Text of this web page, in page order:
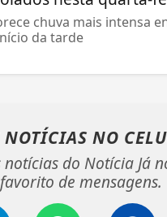
chuva mais intensa
da tarde
NOTÍCIAS NO
notícias do Notícia Já
de mensagens.